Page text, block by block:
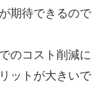
期待できるので
のコスト削減に
ットが大きいで